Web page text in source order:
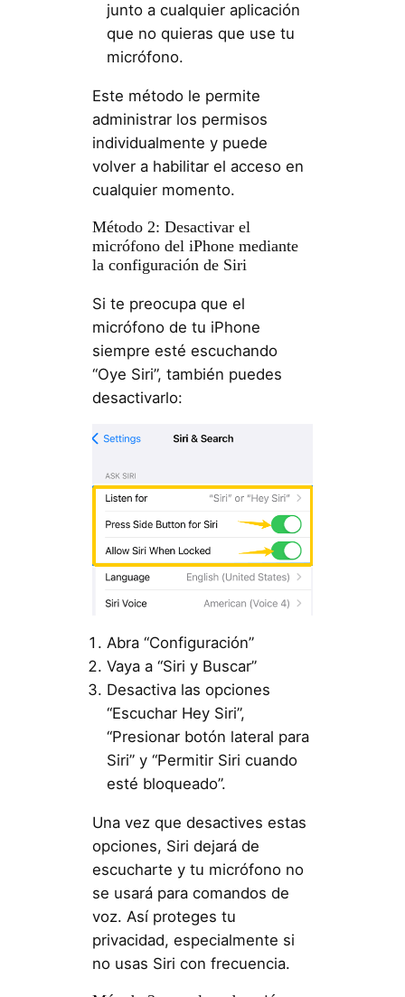
junto a cualquier aplicación
que no quieras que use tu
micrófono.
Este método le permite
administrar los permisos
individualmente y puede
volver a habilitar el acceso en
cualquier momento.
Método 2: Desactivar el
micrófono del iPhone mediante
la configuración de Siri
Si te preocupa que el
micrófono de tu iPhone
siempre esté escuchando
“Oye Siri”, también puedes
desactivarlo:
Abra “Configuración”
Vaya a “Siri y Buscar”
Desactiva las opciones
“Escuchar Hey Siri”,
“Presionar botón lateral para
Siri” y “Permitir Siri cuando
esté bloqueado”.
Una vez que desactives estas
opciones, Siri dejará de
escucharte y tu micrófono no
se usará para comandos de
voz. Así proteges tu
privacidad, especialmente si
no usas Siri con frecuencia.